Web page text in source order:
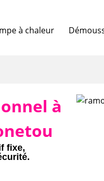
à chaleur
à
fixe,